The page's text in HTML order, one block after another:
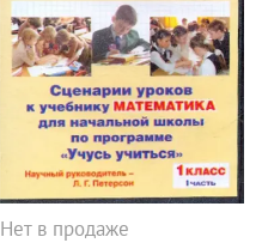
Нет в продаже